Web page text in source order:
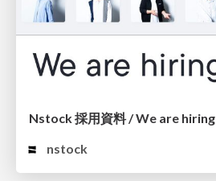
Nstock 採用資料 / We are hiring
nstock